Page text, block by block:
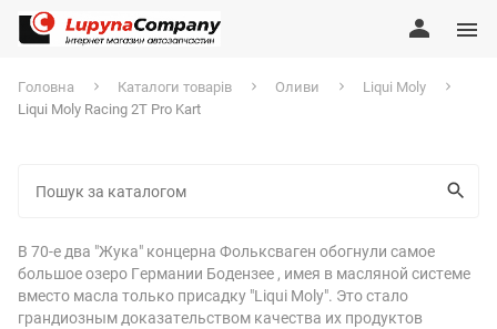
Головна Каталоги товарів Оливи
Liqui Moly
Liqui Moly Racing 2T Pro Kart
В 70-е два "Жука" концерна Фольксваген обогнули самое
большое озеро Германии Бодензее , имея в масляной системе
вместо масла только присадку "Liqui Moly". Это стало
грандиозным доказательством качества их продуктов